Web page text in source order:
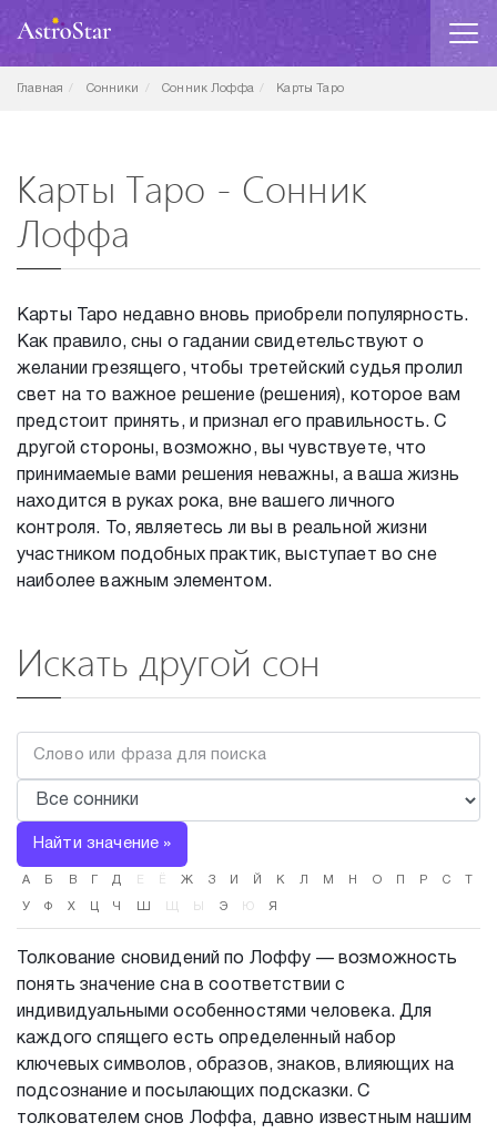
Главная Сонники Сонник Лоффа Карты Таро
Карты Таро - Сонник
Лоффа
Карты Таро недавно вновь приобрели популярность.
Как правило, сны о гадании свидетельствуют о
желании грезящего, чтобы третейский судья пролил
свет на то важное решение (решения), которое вам
предстоит принять, и признал его правильность. С
другой стороны, возможно, вы чувствуете, что
принимаемые вами решения неважны, а ваша жизнь
находится в руках рока, вне вашего личного
контроля. То, являетесь ли вы в реальной жизни
участником подобных практик, выступает во сне
наиболее важным элементом.
Искать другой сон
Найти значение »
А Б В Д Е Ё Ж З И Й К Л М Н О Р С
У Ф Х Ц Ч Ш Щ Ы Э Ю Я
Толкование сновидений по Лоффу — возможность
понять значение сна в соответствии с
индивидуальными особенностями человека. Для
каждого спящего есть определенный набор
ключевых символов, образов, знаков, влияющих на
подсознание и посылающих подсказки. С
толкователем снов Лоффа, давно известным нашим